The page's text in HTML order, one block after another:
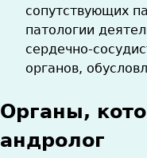
сопутствующих
патологии
сердечно-
органов,
Органы,
андролог